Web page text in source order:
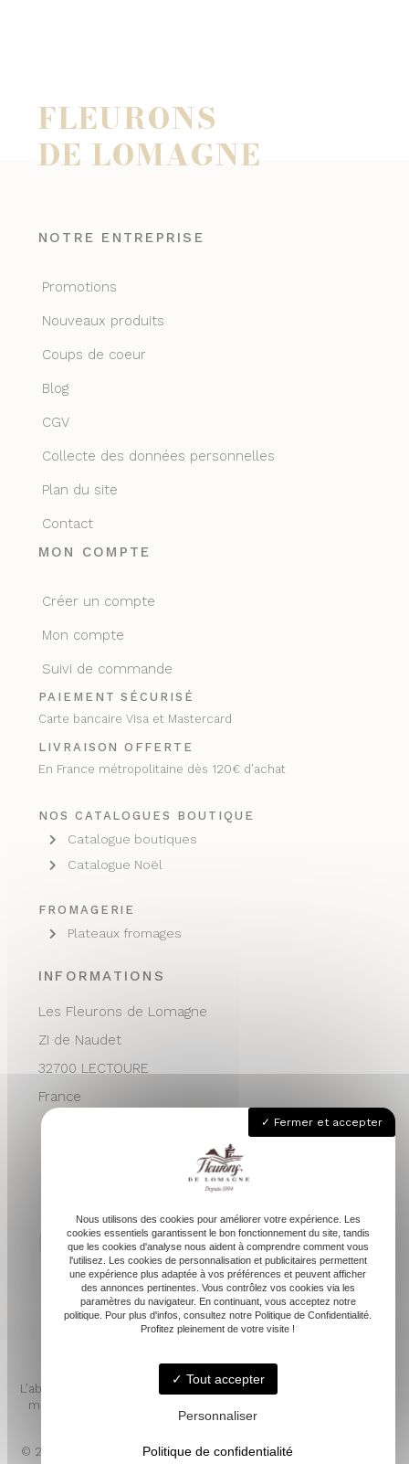
FLEURONS
DE LOMAGNE
INFORMATIONS
Les Fleurons de Lomagne
ZI de Naudet
32700 LECTOURE
France
contactvpc@fleuronsdelomagne.com
NOTRE ENTREPRISE
Promotions
Nouveaux produits
Coups de coeur
Blog
CGV
Collecte des données personnelles
Plan du site
Contact
MON COMPTE
Créer un compte
Mon compte
Suivi de commande
PAIEMENT SÉCURISÉ
Carte bancaire Visa et Mastercard
LIVRAISON OFFERTE
En France métropolitaine dès 120€ d’achat
NOS CATALOGUES BOUTIQUE
Catalogue boutiques
Catalogue Noël
FROMAGERIE
Plateaux fromages
L’abus d’alcool est dangereux pour la santé. À consommer avec
modération. Pour votre santé, mangez au moins cinq fruits et
légumes par jour. www.mangerbouger.fr
© 2026 - FLEURONS DE LOMAGNE -Mentions légales
Fermer et accepter
Nous utilisons des cookies pour améliorer votre expérience. Les
cookies essentiels garantissent le bon fonctionnement du site, tandis
que les cookies d'analyse nous aident à comprendre comment vous
l'utilisez. Les cookies de personnalisation et publicitaires permettent
une expérience plus adaptée à vos préférences et peuvent afficher
des annonces pertinentes. Vous contrôlez vos cookies via les
paramètres du navigateur. En continuant, vous acceptez notre
politique. Pour plus d'infos, consultez notre Politique de Confidentialité.
Profitez pleinement de votre visite !
Tout accepter
Personnaliser
Politique de confidentialité